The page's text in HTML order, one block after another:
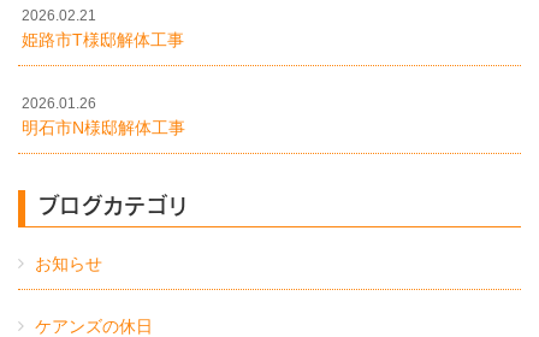
2026.02.21
姫路市T様邸解体工事
2026.01.26
明石市N様邸解体工事
ブログカテゴリ
お知らせ
ケアンズの休日